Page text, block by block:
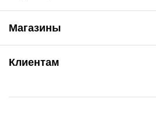
Магазины
ул. Рабочая, 2-а
Клиентам
Сервис колористам